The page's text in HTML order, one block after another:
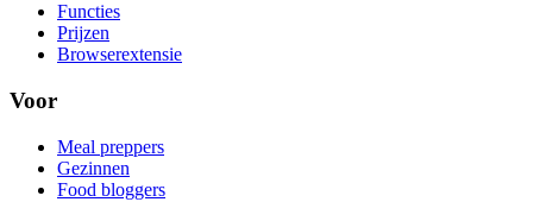
Functies
Prijzen
Browserextensie
Voor
Meal preppers
Gezinnen
Food bloggers